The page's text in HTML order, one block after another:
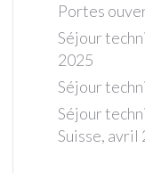
Portes
Séjour
2025
Séjour
Séjour
Suisse, avril